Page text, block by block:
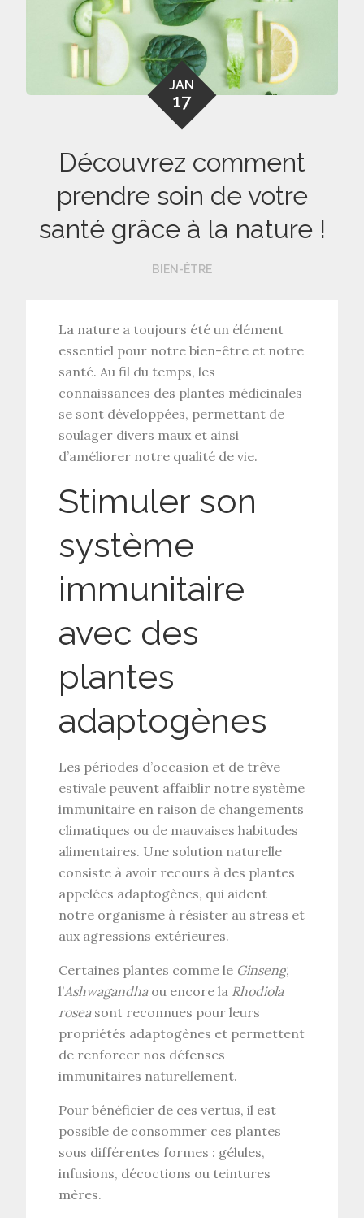
JAN
17
Découvrez comment
prendre soin de votre
santé grâce à la nature !
BIEN-ÊTRE
La nature a toujours été un élément
essentiel pour notre bien-être et notre
santé. Au fil du temps, les
connaissances des plantes médicinales
se sont développées, permettant de
soulager divers maux et ainsi
d’améliorer notre qualité de vie.
Stimuler son
système
immunitaire
avec des
plantes
adaptogènes
Les périodes d’occasion et de trêve
estivale peuvent affaiblir notre système
immunitaire en raison de changements
climatiques ou de mauvaises habitudes
alimentaires. Une solution naturelle
consiste à avoir recours à des plantes
appelées adaptogènes, qui aident
notre organisme à résister au stress et
aux agressions extérieures.
Certaines plantes comme le Ginseng,
l’Ashwagandhaou encore la Rhodiola
roseasont reconnues pour leurs
propriétés adaptogènes et permettent
de renforcer nos défenses
immunitaires naturellement.
Pour bénéficier de ces vertus, il est
possible de consommer ces plantes
sous différentes formes : gélules,
infusions, décoctions ou teintures
mères.